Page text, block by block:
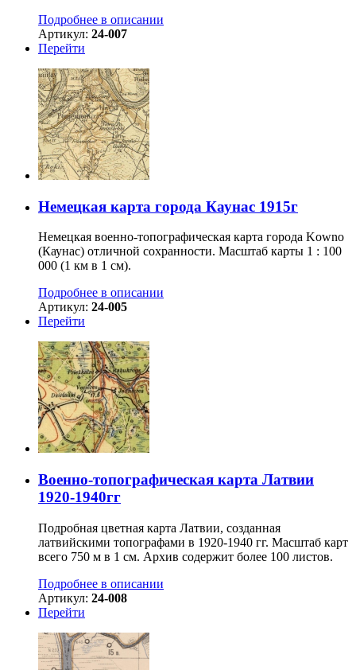
Подробнее в описании
Артикул: 24-007
Перейти
Немецкая карта города Каунас 1915г
Немецкая военно-топографическая карта города Kowno
(Каунас) отличной сохранности. Масштаб карты 1 : 100
000 (1 км в 1 см).
Подробнее в описании
Артикул: 24-005
Перейти
Военно-топографическая карта Латвии
1920-1940гг
Подробная цветная карта Латвии, созданная
латвийскими топографами в 1920-1940 гг. Масштаб карт
всего 750 м в 1 см. Архив содержит более 100 листов.
Подробнее в описании
Артикул: 24-008
Перейти